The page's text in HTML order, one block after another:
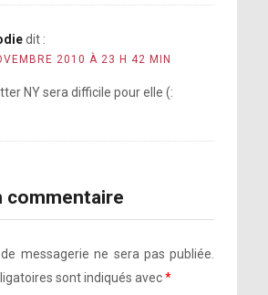
dit :
2010 À 23 H 42 MIN
NY sera difficile pour elle (:
commentaire
messagerie ne sera pas publiée.
sont indiqués avec*